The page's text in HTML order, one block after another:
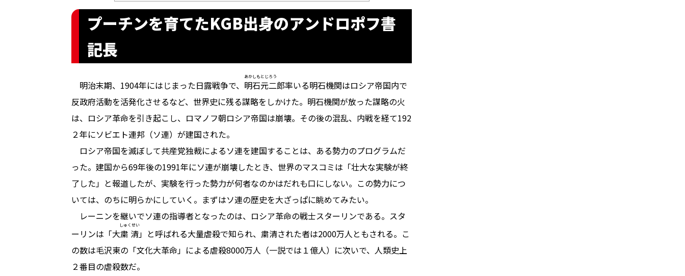
プーチンを育てたKGB出身のアンドロポフ書
記長
明治末期、1904年にはじまった日露戦争で、 明石元二
あかしもとじろう
郎率いる明石機関はロシア帝国内で
反政府活動を活発化させるなど、世界史に残る謀略をしかけた。明石機関が放った謀略の火
は、ロシア革命を引き起こし、ロマノフ朝ロシア帝国は崩壊。その後の混乱、内戦を経て192
２年にソビエト連邦（ソ連）が建国された。
ロシア帝国を滅ぼして共産党独裁によるソ連を建国することは、ある勢力のプログラムだ
った。建国から69年後の1991年にソ連が崩壊したとき、世界のマスコミは「壮大な実験が終
了した」と報道したが、実験を行った勢力が何者なのかはだれも口にしない。この勢力につ
いては、のちに明らかにしていく。まずはソ連の歴史を大ざっぱに眺めてみたい。
レーニンを継いでソ連の指導者となったのは、ロシア革命の戦士スターリンである。スタ
ーリンは「大粛清
しゅくせい
」と呼ばれる大量虐殺で知られ、粛清された者は2000万人ともされる。こ
の数は毛沢東の「文化大革命」による虐殺8000万人（一説では１億人）に次いで、人類史上
２番目の虐殺数だ。